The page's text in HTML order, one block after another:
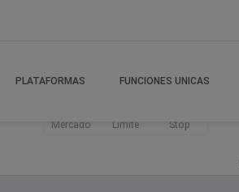
PLATAFORMAS FUNCIONES UNICAS
Mercado Límite Stop